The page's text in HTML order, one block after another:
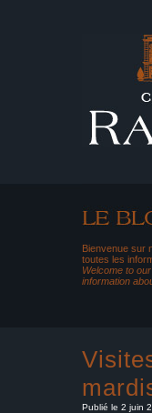
Bienvenue sur
toutes les
Welcome to
information
Publié le 2 juin